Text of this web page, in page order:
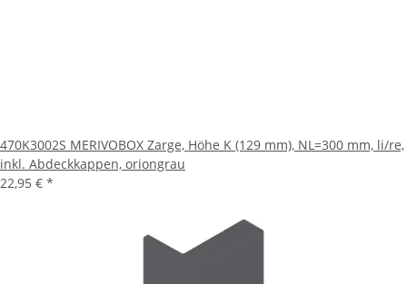
470K3002S MERIVOBOX Zarge, Höhe K (129 mm), NL=300 mm, li/re,
inkl. Abdeckkappen, oriongrau
22,95 € *